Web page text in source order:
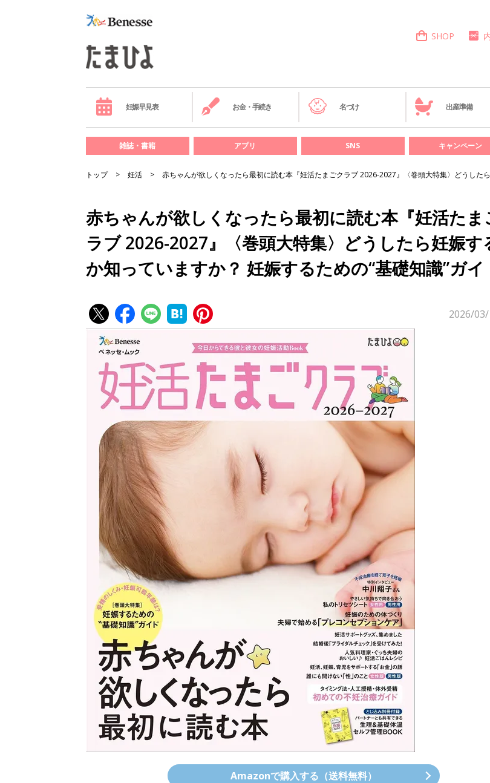
SHOP
妊娠早見表 お金・手続き 名づけ 出産準備
雑誌・書籍 アプリ SNS キャンペーン
トップ 妊活 赤ちゃんが欲しくなったら最初に読む本『妊活たまごクラブ 2026-2027』〈巻頭大特集〉どうした
赤ちゃんが欲しくなったら最初に読む本『妊活たま
ラブ 2026-2027』〈巻頭大特集〉どうしたら妊娠す
か知っていますか？ 妊娠するための“基礎知識”ガイ
2026/
Amazonで購入する（送料無料）